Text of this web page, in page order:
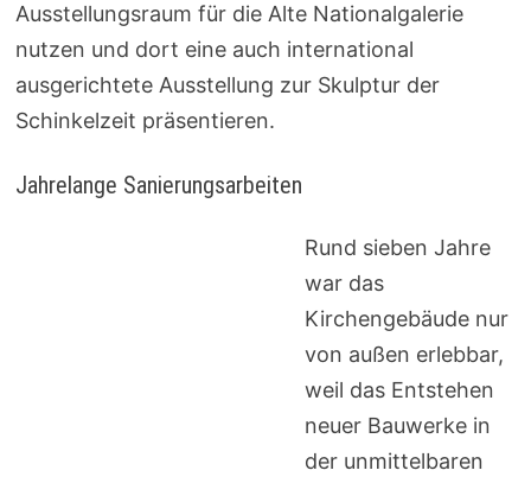
Ausstellungsraum für die Alte Nationalgalerie
nutzen und dort eine auch international
ausgerichtete Ausstellung zur Skulptur der
Schinkelzeit präsentieren.
Jahrelange Sanierungsarbeiten
Rund sieben Jahre
war das
Kirchengebäude nur
von außen erlebbar,
weil das Entstehen
neuer Bauwerke in
der unmittelbaren